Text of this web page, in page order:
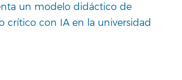
un modelo didáctico de
crítico con IA en la universidad